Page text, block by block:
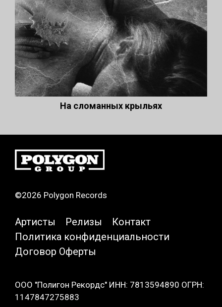
На сломанных крыльях
©2026 Polygon Records
Артисты Релизы
Контакт
Политика конфиденциальности
Договор Оферты
ООО "Полигон Рекордс" ИНН: 7813594890 ОГРН:
1147847275883